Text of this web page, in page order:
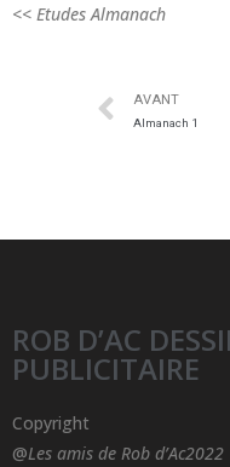
<< Etudes Almanach
AVANT
Almanach 1
ROB D’AC
PUBLICITAIRE
Copyright
@Les amis de Rob d’Ac2022